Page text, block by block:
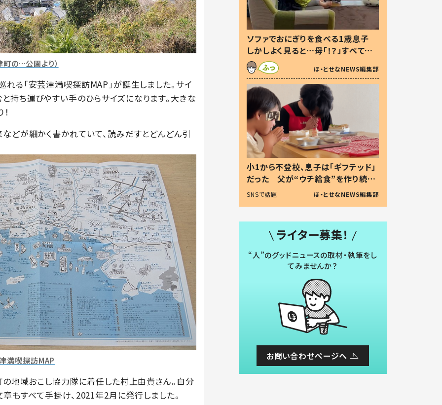
の…公園より）
る「安芸津満喫探訪MAP」が誕生しました。サイ
持ち運びやすい手のひらサイズになります。大きな
どが細かく書かれていて、読みだすとどんどん引
満喫探訪MAP
地域おこし協力隊に着任した村上由貴さん。自分
もすべて手掛け、2021年2月に発行しました。
ソファでおにぎりを食べる1歳息子
しかしよく見ると…母「！？」すべてを
察した母の投稿に「可愛いから許
す！」「現行犯〜」
ほ・とせなNEWS編集部
小1から不登校、息子は「ギフテッド」
だった 父が“ウチ給食”を作り続け
る理由とは #令和の親 #令和の子
SNSで話題 ほ・とせなNEWS編集部
ライター募集！
“人”のグッドニュースの取材・執筆をし
てみませんか？
お問い合わせページへ